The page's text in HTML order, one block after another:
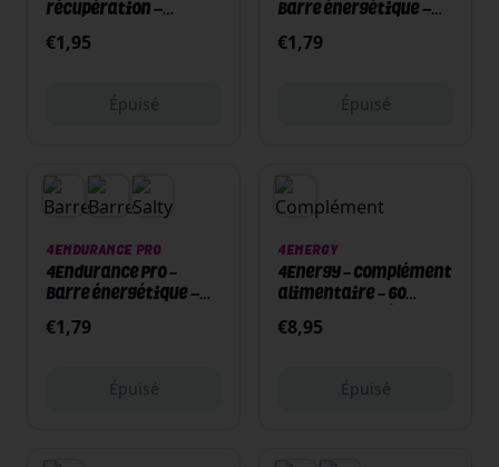
récupération –
Tarte aux pommes
€1,95
Épuisé
Barre énergétique –
électrolytes - 45g -
€1,79
Épuisé
Épuisé
4ENDURANCE PRO
4Endurance Pro -
Barre énergétique –
électrolytes - 45g -
€1,79
Épuisé
Épuisé
4ENERGY
4Energy - Complément
alimentaire - 60
€8,95
Épuisé